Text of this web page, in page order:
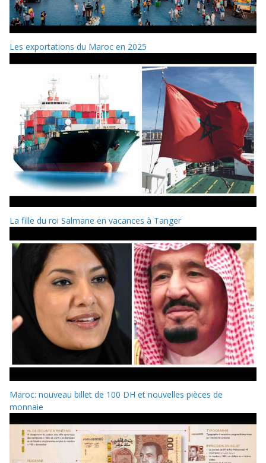
Les exportations du Maroc en 2025
La fille du roi Salmane en vacances à Tanger
Maroc: nouveau billet de 100 DH et nouvelles pièces de
monnaie